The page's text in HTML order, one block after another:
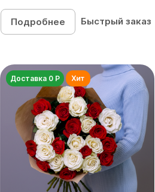
Подробнее Быстрый заказ
Доставка 0 Р